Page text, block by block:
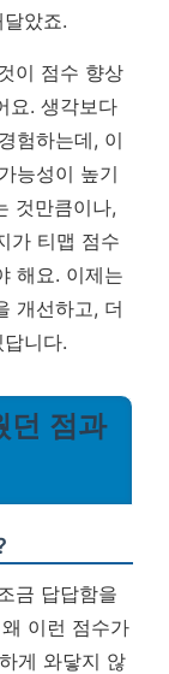
았죠.
이 점수 향상
요. 생각보다
험하는데, 이
능성이 높기
것만큼이나,
가 티맵 점수
해요. 이제는
개선하고, 더
니다.
던 점과
금 답답함을
왜 이런 점수가
게 와닿지 않